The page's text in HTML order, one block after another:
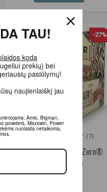
-27%
Amix Nutrition TiggerZero®
Bar (20 x 60 g.)
(7)
TAU!
kodą
prekių) bei
pasiūlymų!
naujienlaiškį jau
Amix, Bigman, XXL,
Maxxwin, Power system.
netaikoma, nuolaidos